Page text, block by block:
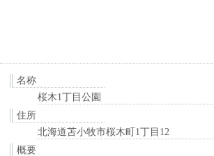
名称
桜木1丁目公園
住所
北海道苫小牧市桜木町1丁目12
概要